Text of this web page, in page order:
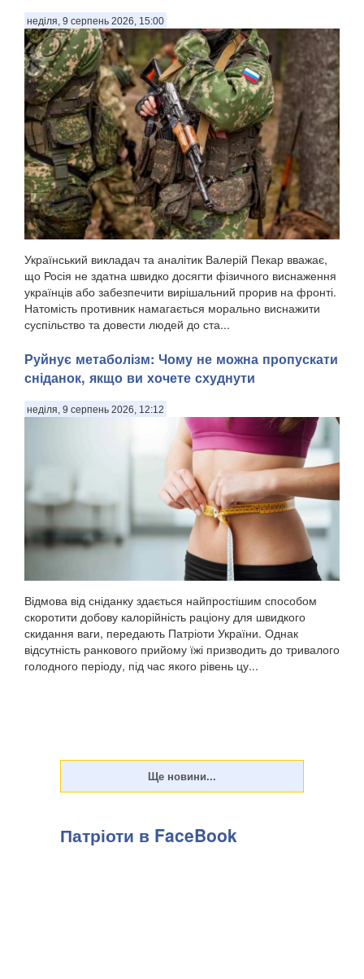
неділя, 9 серпень 2026, 15:00
Український викладач та аналітик Валерій Пекар вважає,
що Росія не здатна швидко досягти фізичного виснаження
українців або забезпечити вирішальний прорив на фронті.
Натомість противник намагається морально виснажити
суспільство та довести людей до ста...
Руйнує метаболізм: Чому не можна пропускати
сніданок, якщо ви хочете схуднути
неділя, 9 серпень 2026, 12:12
Відмова від сніданку здається найпростішим способом
скоротити добову калорійність раціону для швидкого
скидання ваги, передають Патріоти України. Однак
відсутність ранкового прийому їжі призводить до тривалого
голодного періоду, під час якого рівень цу...
Патріоти в FaceBook